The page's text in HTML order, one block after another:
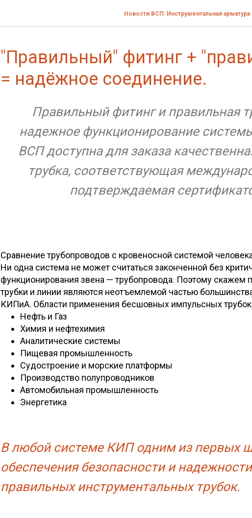
Новости ВСП: Инструментальная арматура
"Правильный" фитинг +
= надёжное соединение.
Правильный фитинг и правильная
надежное функционирование
ВСП доступна для заказа
трубка, соответствующая
подтверждаемая
Сравнение трубопроводов с кровеносной системой
Ни одна система не может считаться законченной без
функционирования звена — трубопровода. Поэтому скажем
трубки и линии являются неотъемлемой частью
КИПиА. Области применения бесшовных импульсных
Нефть и Газ
Химия и нефтехимия
Аналитические системы
Пищевая промышленность
Судостроение и морские платформы
Производство полупроводников
Автомобильная промышленность
Энергетика
В любой системе КИП одним из первых
обеспечения безопасности и
правильных инструментальных трубок.